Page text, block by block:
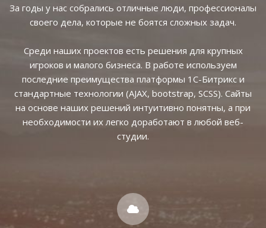
За годы у нас собрались отличные люди, профессионалы
своего дела, которые не боятся сложных задач.
Среди наших проектов есть решения для крупных
игроков и малого бизнеса. В работе используем
последние преимущества платформы 1С-Битрикс и
стандартные технологии (AJAX, bootstrap, SCSS). Сайты
на основе наших решений интуитивно понятны, а при
необходимости их легко доработают в любой веб-
студии.